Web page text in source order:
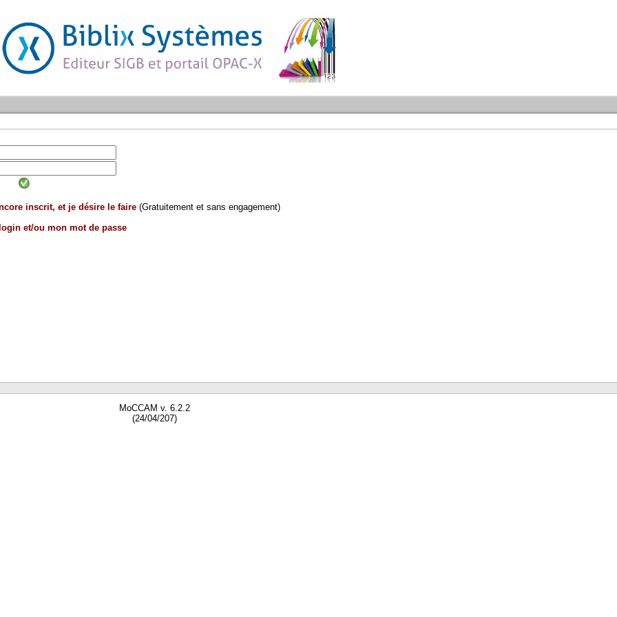
inscrit, et je désire le faire (Gratuitement et sans engagement)
et/ou mon mot de passe
MoCCAM v. 6.2.2
(24/04/207)